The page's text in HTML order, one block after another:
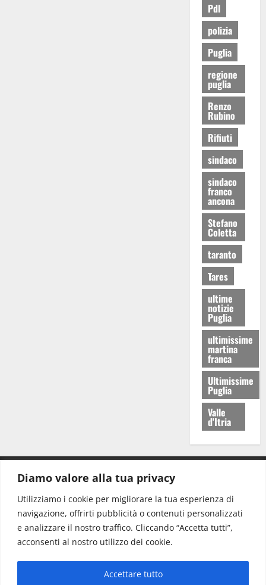
Diamo valore alla tua privacy
Utilizziamo i cookie per migliorare la tua esperienza di
navigazione, offrirti pubblicità o contenuti personalizzati
e analizzare il nostro traffico. Cliccando “Accetta tutti”,
acconsenti al nostro utilizzo dei cookie.
Accettare tutto
Pdl
polizia
Puglia
regione
puglia
Renzo
Rubino
Rifiuti
sindaco
sindaco
franco
ancona
Stefano
Coletta
taranto
Tares
ultime
notizie
Puglia
ultimissime
martina
franca
Ultimissime
Puglia
Valle
d'Itria
Redazione: redazione@www.martinasera.it
Direttore:direttore@www.martinasera.it
Info & Commerciale:info@www.martinasera.it